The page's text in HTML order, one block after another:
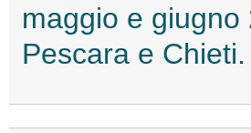
maggio e
Pescara e